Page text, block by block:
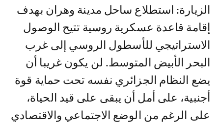
الزيارة: استطلاع ساحل مدينة وهران بهدف
إقامة قاعدة عسكرية روسية تتيح الوصول
الاستراتيجي للأسطول الروسي إلى غرب
البحر الأبيض المتوسط. لن يكون غريبا أن
يضع النظام الجزائري نفسه تحت حماية قوة
أجنبية، على أمل أن يبقى على قيد الحياة،
على الرغم من الوضع الاجتماعي والاقتصادي